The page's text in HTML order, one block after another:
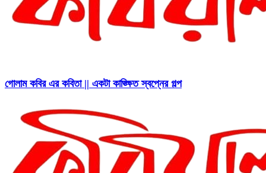
গোলাম কবির এর কবিতা || একটা কাঙ্ক্ষিত স্বপ্নের গল্প